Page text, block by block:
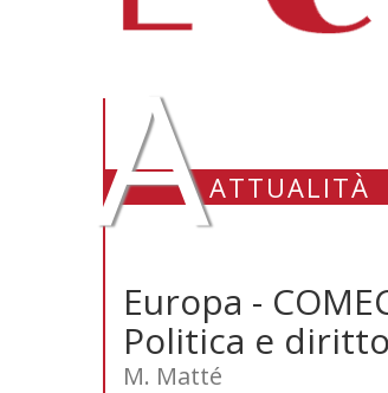
AATTUALITÀ
Europa -
Politica e
M. Matté